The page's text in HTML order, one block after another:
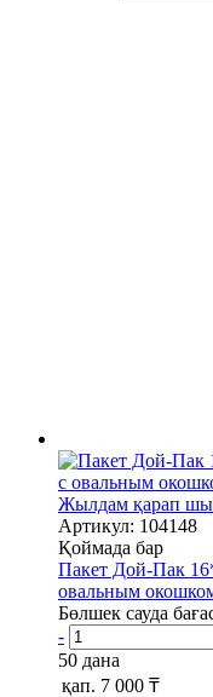
Жылдам қарап
Артикул: 104148
Қоймада бар
Пакет Дой-Пак
овальным
Бөлшек сауда
-
50 дана
қап. 7 000 ₸